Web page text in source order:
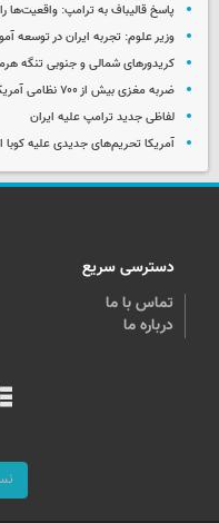
پاسخ قالیباف به ترامپ: واقعیت‌ها
وزیر علوم: تجربه ایران در توسعه
کریدورهای شمالی و جنوبی تنگه
ضربه مغزی بیش از ۷۰۰ نظامی آمریکایی در حملات ایران
لفاظی جدید ترامپ علیه ایران
آمریکا تحریم‌های جدیدی علیه کوبا
دسترسی سریع
تماس با ما
درباره ما